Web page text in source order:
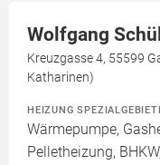
Wolfgang Schüll
Kreuzgasse 4, 55599
Katharinen)
HEIZUNG
Wärmepumpe,
Pelletheizung,